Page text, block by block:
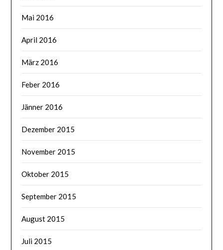
Mai 2016
April 2016
März 2016
Feber 2016
Jänner 2016
Dezember 2015
November 2015
Oktober 2015
September 2015
August 2015
Juli 2015